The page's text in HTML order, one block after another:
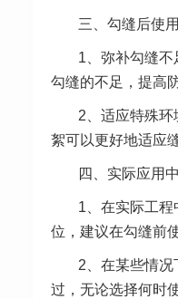
三、勾缝后使
1、弥补勾缝
勾缝的不足，提高
2、适应特殊
絮可以更好地适应
四、实际应用
1、在实际工
位，建议在勾缝前
2、在某些情
过，无论选择何时